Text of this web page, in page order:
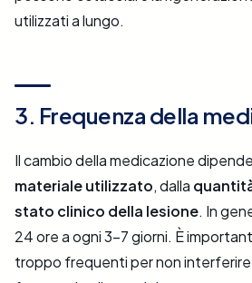
utilizzati a lungo.
3. Frequenza della
Il cambio della medicazione
materiale utilizzato, dalla
stato clinico della lesione. In
24 ore a ogni 3–7 giorni. È
troppo frequenti per non